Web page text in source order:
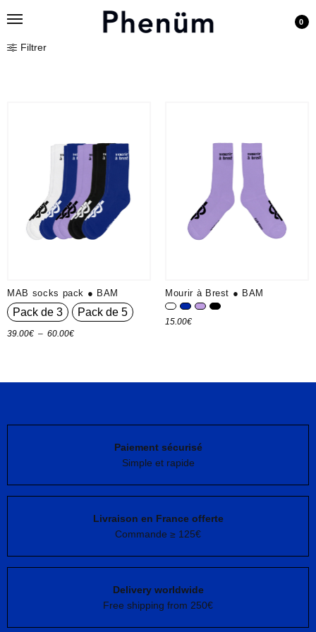
0
Filtrer
MAB socks pack ● BAM
Pack de 3 Pack de 5
39.00€ – 60.00€Plage
39.00€
Mourir à Brest ● BAM
BlancBleu K
Lavande
Noir
15.00€
Paiement sécurisé
Simple et rapide
Livraison en France offerte
Commande ≥ 125€
Delivery worldwide
Free shipping from 250€